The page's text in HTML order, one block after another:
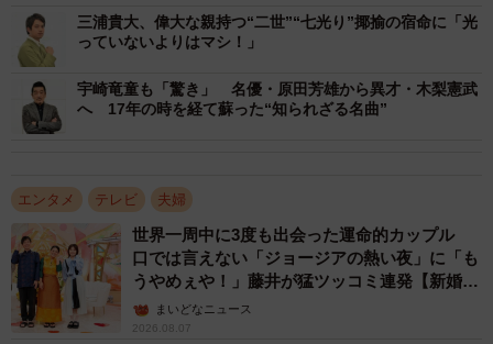
来年には、阿木さんが主宰するコーラスグループが活動20
年になるとか。老若男女が集まり、音楽がつなぐ絆の大切
さについてや、夫婦生活の中心になっている愛猫について
も語っています。
三浦貴大、偉大な親持つ“二世”“七光り”揶揄の宿命に「光
っていないよりはマシ！」
宇崎竜童も「驚き」 名優・原田芳雄から異才・木梨憲武
へ 17年の時を経て蘇った“知られざる名曲”
エンタメ テレビ 夫婦
世界一周中に3度も出会った運命的カップル
口では言えない「ジョージアの熱い夜」に「も
うやめぇや！」藤井が猛ツッコミ連発【新婚さ
ん】まいどなニュース
2026.08.07